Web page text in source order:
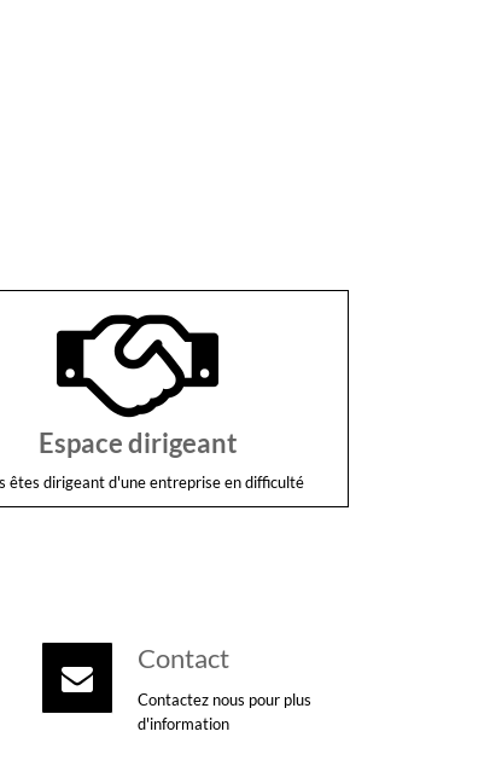
Espace dirigeant
êtes dirigeant d'une entreprise en difficulté
Contact
Contactez nous pour plus
d'information